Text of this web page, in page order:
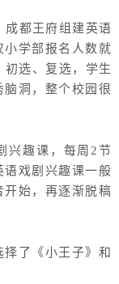
成都王府组建英语
学部报名人数就
选、复选，学生
洞，整个校园很
兴趣课，每周 2节
戏剧兴趣课一般
始，再逐渐脱稿
了《小王子》和